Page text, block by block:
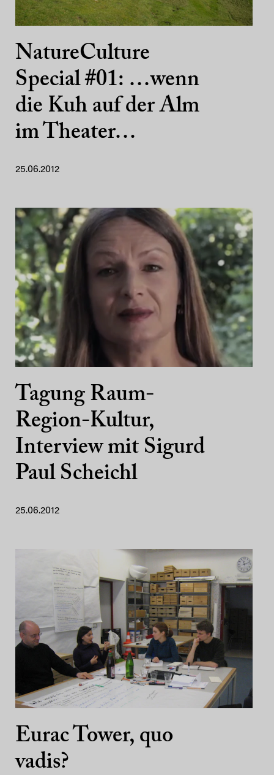
NatureCulture
Special #01: …wenn
die Kuh auf der Alm
im Theater…
25.06.2012
Tagung Raum-
Region-Kultur,
Interview mit Sigurd
Paul Scheichl
25.06.2012
Eurac Tower, quo
vadis?